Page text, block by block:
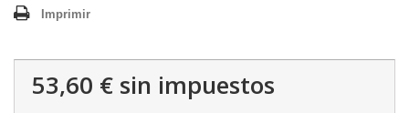
Imprimir
53,60 € sin impuestos